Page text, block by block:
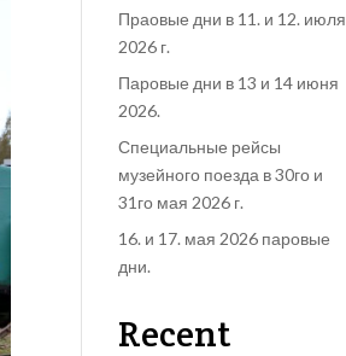
Праовые дни в 11. и 12. июля
2026 г.
Паровые дни в 13 и 14 июня
2026.
Специальные рейсы
музейного поезда в 30го и
31го мая 2026 г.
16. и 17. мая 2026 паровые
дни.
Recent